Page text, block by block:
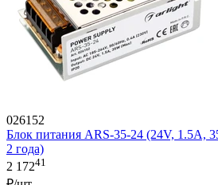
026152
Блок питания ARS-35-24 (24V, 1.5A,
2 года)
2 17241